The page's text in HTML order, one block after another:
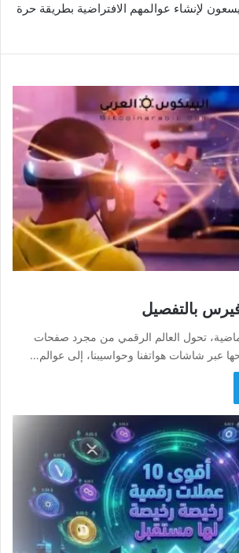
لإنشاء عوالمهم الافتراضية بطريقة حرة
بالتفصيل
تحول العالم الرقمي من مجرد صفحات
عبر شاشات هواتفنا وحواسيبنا، إلى عوالم…